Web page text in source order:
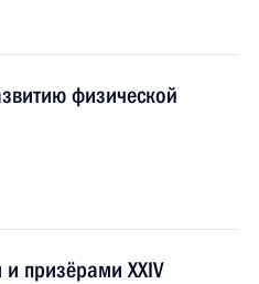
физической
и призёрами XXIV